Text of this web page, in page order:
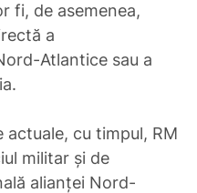
fi, de asemenea,
a
Atlantice sau a
cu timpul, RM
militar și de
alianței Nord-